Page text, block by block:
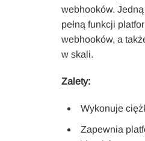
webhooków.
pełną funkcji
webhooków, a
w skali.
Zalety:
Wykonuje
Zapewnia